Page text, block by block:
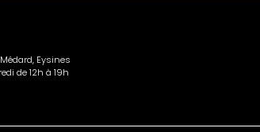
Eysines
de 12h à 19h